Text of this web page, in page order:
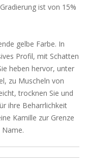
ist von 15%
gelbe Farbe. In
Profil, mit Schatten
heben hervor, unter
zu Muscheln von
trocknen Sie und
ihre Beharrlichkeit
Kamille zur Grenze